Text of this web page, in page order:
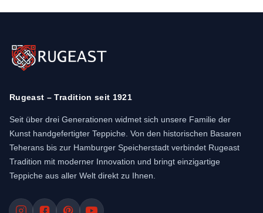
Rugeast – Tradition seit 1921
Seit über drei Generationen widmet sich unsere Familie der
Kunst handgefertigter Teppiche. Von den historischen Basaren
Teherans bis zur Hamburger Speicherstadt verbindet Rugeast
Tradition mit moderner Innovation und bringt einzigartige
Teppiche aus aller Welt direkt zu Ihnen.